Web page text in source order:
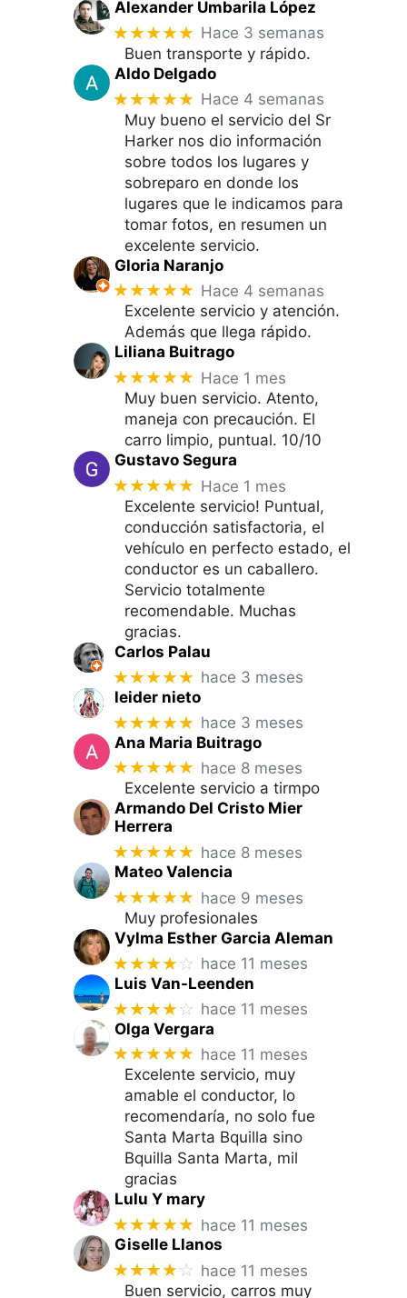
Alexander Umbarila López
★★★★★ Hace 3 semanas
Buen transporte y rápido.
Aldo Delgado
★★★★★ Hace 4 semanas
Muy bueno el servicio del Sr
Harker nos dio información
sobre todos los lugares y
sobreparo en donde los
lugares que le indicamos para
tomar fotos, en resumen un
excelente servicio.
Gloria Naranjo
★★★★★ Hace 4 semanas
Excelente servicio y atención.
Además que llega rápido.
Liliana Buitrago
★★★★★ Hace 1 mes
Muy buen servicio. Atento,
maneja con precaución. El
carro limpio, puntual. 10/10
Gustavo Segura
★★★★★ Hace 1 mes
Excelente servicio! Puntual,
conducción satisfactoria, el
vehículo en perfecto estado, el
conductor es un caballero.
Servicio totalmente
recomendable. Muchas
gracias.
Carlos Palau
★★★★★ hace 3 meses
leider nieto
★★★★★ hace 3 meses
Ana Maria Buitrago
★★★★★ hace 8 meses
Excelente servicio a tirmpo
Armando Del Cristo Mier
Herrera
★★★★★ hace 8 meses
Mateo Valencia
★★★★★ hace 9 meses
Muy profesionales
Vylma Esther Garcia Aleman
★★★★☆ hace 11 meses
Luis Van-Leenden
★★★★☆ hace 11 meses
Olga Vergara
★★★★★ hace 11 meses
Excelente servicio, muy
amable el conductor, lo
recomendaría, no solo fue
Santa Marta Bquilla sino
Bquilla Santa Marta, mil
gracias
Lulu Y mary
★★★★★ hace 11 meses
Giselle Llanos
★★★★☆ hace 11 meses
Buen servicio, carros muy